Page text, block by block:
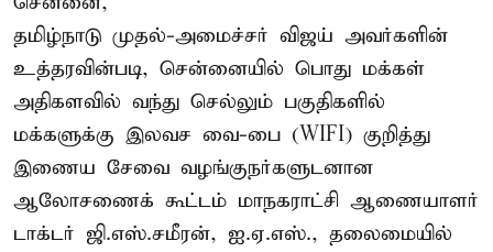
தமிழ்நாடு முதல்-அமைச்சர் விஜய் அவர்களின்
உத்தரவின்படி, சென்னையில் பொது மக்கள்
அதிகளவில் வந்து செல்லும் பகுதிகளில்
மக்களுக்கு இலவச வை-பை (WIFI) குறித்து
இணைய சேவை வழங்குநர்களுடனான
ஆலோசணைக் கூட்டம் மாநகராட்சி ஆணையாளர்
டாக்டர் ஜி.எஸ்.சமீரன், ஐ.ஏ.எஸ்., தலைமையில்